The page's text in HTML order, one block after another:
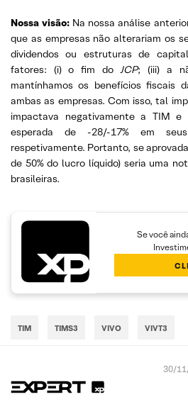
Nossa visão: Na nossa análise
que as empresas não alterariam os
dividendos ou estruturas de
fatores: (i) o fim doJCP; (iii) a
mantínhamos os benefícios fiscais
ambas as empresas. Com isso, tal
impactava negativamente a TIM
esperada de -28/-17% em
respetivamente. Portanto, se
de 50% do lucro líquido) seria uma
brasileiras.
Se você
TIM TIMS3 VIVO VIVT3
30/